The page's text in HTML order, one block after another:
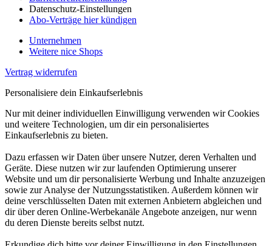
Datenschutz-Einstellungen
Abo-Verträge hier kündigen
Unternehmen
Weitere nice Shops
Vertrag widerrufen
Personalisiere dein Einkaufserlebnis
Nur mit deiner individuellen Einwilligung verwenden wir Cookies
und weitere Technologien, um dir ein personalisiertes
Einkaufserlebnis zu bieten.
Dazu erfassen wir Daten über unsere Nutzer, deren Verhalten und
Geräte. Diese nutzen wir zur laufenden Optimierung unserer
Website und um dir personalisierte Werbung und Inhalte anzuzeigen
sowie zur Analyse der Nutzungsstatistiken. Außerdem können wir
deine verschlüsselten Daten mit externen Anbietern abgleichen und
dir über deren Online-Werbekanäle Angebote anzeigen, nur wenn
du deren Dienste bereits selbst nutzt.